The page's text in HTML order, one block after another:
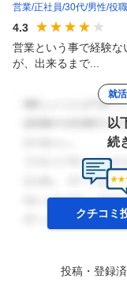
営業 正社員 30代 男性 役
4.3
営業という事で経験
が、出来るまで...
就
以
続
クチコミ
投稿・登録